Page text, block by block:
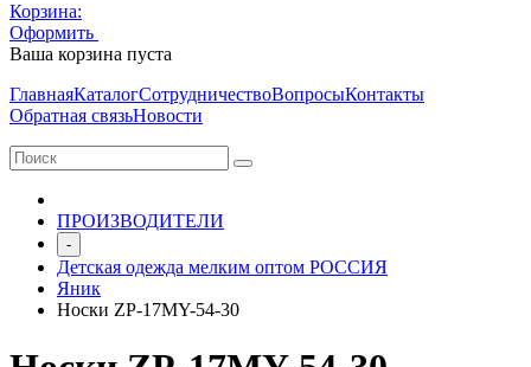
Корзина:
Оформить
Ваша корзина пуста
ГлавнаяКаталогСотрудничествоВопросыКонтакты
Обратная связьНовости
ПРОИЗВОДИТЕЛИ
-
Детская одежда мелким оптом РОССИЯ
Яник
Носки ZP-17MY-54-30